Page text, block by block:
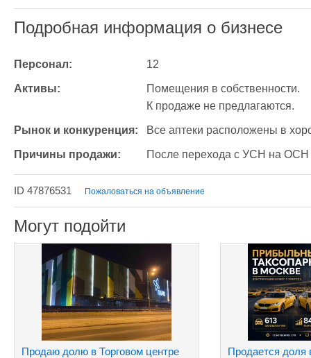
Подробная информация о бизнесе
Персонал: 12
Активы:
Помещения в собственности.
К продаже не предлагаются.
Рынок и конкуренция: Все аптеки расположены в
Причины продажи: После перехода с УСН на ОСН
ID 47876531 Пожаловаться на объявление
Могут подойти
Продаю долю в Торговом центре
Продается доля